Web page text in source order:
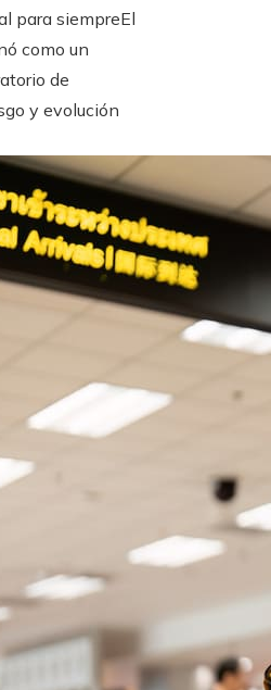
para siempreEl
como un
de
y evolución